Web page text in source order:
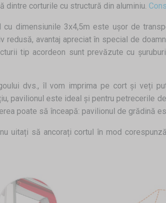
dintre corturile cu structură din aluminiu.
cu dimensiunile 3x4,5m este ușor de
redusă, avantaj apreciat în special de
tip acordeon sunt prevăzute cu
dvs., îl vom imprima pe cort și veți
pavilionul este ideal și pentru petrecerile
poate să înceapă: pavilionul de grădină
uitați să ancorați cortul în mod